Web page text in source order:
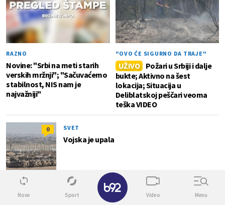
RAZNO
Novine: "Srbi na meti starih
verskih mržnji"; "Sačuvaćemo
stabilnost, NIS nam je
najvažniji"
"OVO ĆE SIGURNO DA TRAJE"
UŽIVO
Požari u Srbiji i dalje
bukte; Aktivno na šest
lokacija; Situacija u
Deliblatskoj peščari veoma
teška VIDEO
0 SVET
Vojska je upala
Meloni "na udaru"
Novo Sport Video Menu
✕